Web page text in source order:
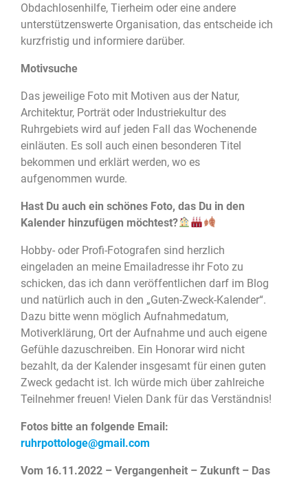
Obdachlosenhilfe, Tierheim oder eine andere
unterstützenswerte Organisation, das entscheide ich
kurzfristig und informiere darüber.
Motivsuche
Das jeweilige Foto mit Motiven aus der Natur,
Architektur, Porträt oder Industriekultur des
Ruhrgebiets wird auf jeden Fall das Wochenende
einläuten. Es soll auch einen besonderen Titel
bekommen und erklärt werden, wo es
aufgenommen wurde.
Hast Du auch ein schönes Foto, das Du in den
Kalender hinzufügen möchtest?
Hobby- oder Profi-Fotografen sind herzlich
eingeladen an meine Emailadresse ihr Foto zu
schicken, das ich dann veröffentlichen darf im Blog
und natürlich auch in den „Guten-Zweck-Kalender“.
Dazu bitte wenn möglich Aufnahmedatum,
Motiverklärung, Ort der Aufnahme und auch eigene
Gefühle dazuschreiben. Ein Honorar wird nicht
bezahlt, da der Kalender insgesamt für einen guten
Zweck gedacht ist. Ich würde mich über zahlreiche
Teilnehmer freuen! Vielen Dank für das Verständnis!
Fotos bitte an folgende Email:
ruhrpottologe@gmail.com
Vom 16.11.2022 – Vergangenheit – Zukunft – Das